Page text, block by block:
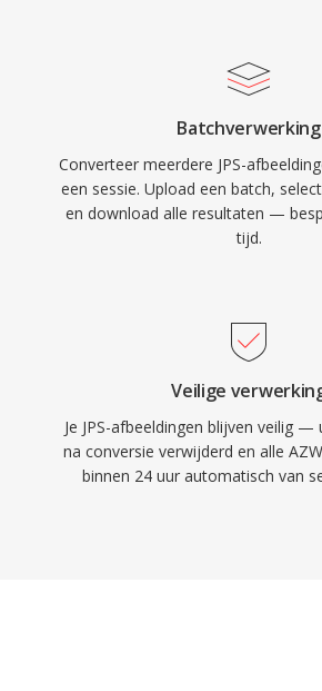
Batchverwerking
Converteer meerdere JPS-
een sessie. Upload een batch,
en download alle resultaten —
tijd.
Veilige
Je JPS-afbeeldingen blijven veilig
na conversie verwijderd en alle
binnen 24 uur automatisch van